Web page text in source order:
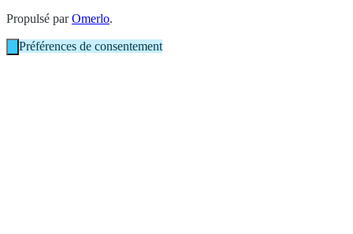
Propulsé parOmerlo.
Préférences de consentement